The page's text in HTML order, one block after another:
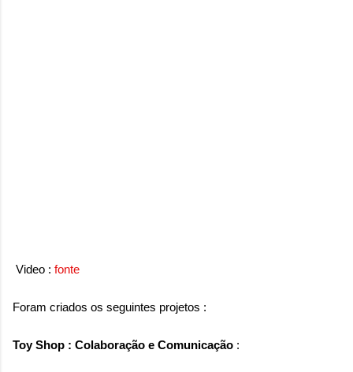
Video : fonte
Foram criados os seguintes projetos :
Toy Shop : Colaboração e Comunicação :